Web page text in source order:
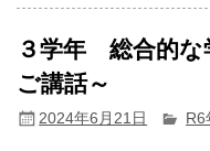
３学年 総合的な
ご講話～
2024年6月21日 R6